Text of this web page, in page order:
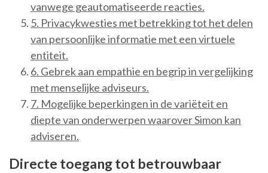
vanwege geautomatiseerde reacties.
5. Privacykwesties met betrekking tot het delen
van persoonlijke informatie met een virtuele
entiteit.
6. Gebrek aan empathie en begrip in vergelijking
met menselijke adviseurs.
7. Mogelijke beperkingen in de variëteit en
diepte van onderwerpen waarover Simon kan
adviseren.
Directe toegang tot betrouwbaar